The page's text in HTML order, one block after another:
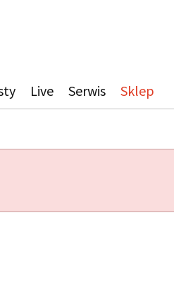
Live Serwis Sklep